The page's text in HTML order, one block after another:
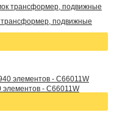
трансформер, подвижные
элементов - C66011W